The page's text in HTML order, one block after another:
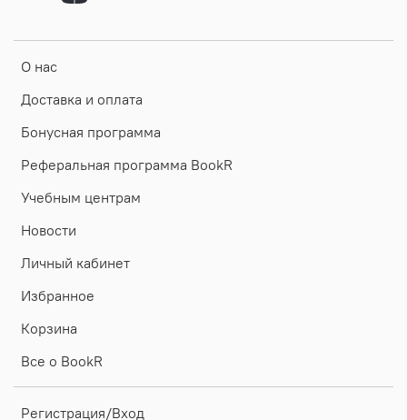
О нас
Доставка и оплата
Бонусная программа
Реферальная программа BookR
Учебным центрам
Новости
Личный кабинет
Избранное
Корзина
Все о BookR
Регистрация/Вход